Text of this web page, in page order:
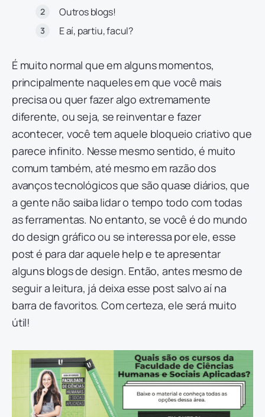
Outros blogs!
E aí, partiu, facul?
É muito normal que em alguns momentos,
principalmente naqueles em que você mais
precisa ou quer fazer algo extremamente
diferente, ou seja, se reinventar e fazer
acontecer, você tem aquele bloqueio criativo que
parece infinito. Nesse mesmo sentido, é muito
comum também, até mesmo em razão dos
avanços tecnológicos que são quase diários, que
a gente não saiba lidar o tempo todo com todas
as ferramentas. No entanto, se você é do mundo
do design gráfico ou se interessa por ele, esse
post é para dar aquele help e te apresentar
alguns blogs de design. Então, antes mesmo de
seguir a leitura, já deixa esse post salvo aí na
barra de favoritos. Com certeza, ele será muito
útil!